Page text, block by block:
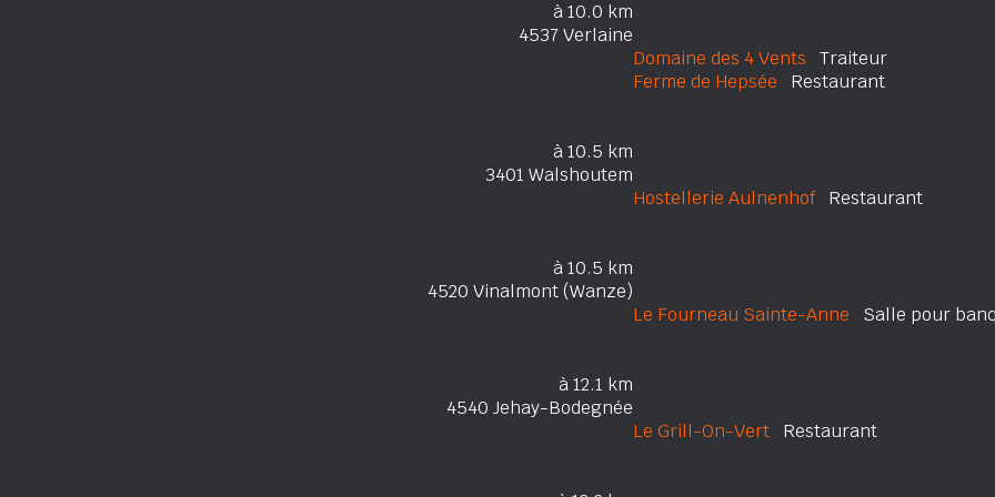
à 10.0 km
4537 Verlaine
Domaine des 4 Vents Traiteur
Ferme de Hepsée Restaurant
à 10.5 km
3401 Walshoutem
Hostellerie AulnenhofRestaurant
à 10.5 km
4520 Vinalmont (Wanze)
Le Fourneau Sainte-Anne Salle pour
à 12.1 km
4540 Jehay-Bodegnée
Le Grill-On-Vert Restaurant